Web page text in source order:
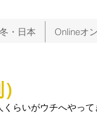
・日本 Onlineオ
らいがウチへやって